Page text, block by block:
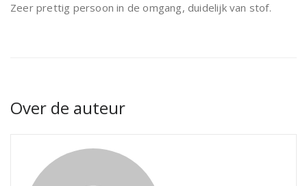
Zeer prettig persoon in de omgang, duidelijk van stof.
Over de auteur